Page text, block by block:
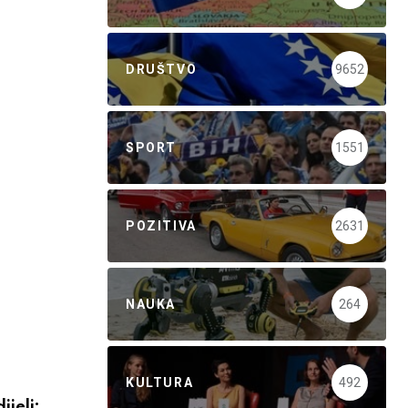
DRUŠTVO 9652
SPORT 1551
POZITIVA 2631
NAUKA 264
KULTURA 492